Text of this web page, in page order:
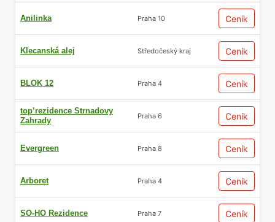
Anilinka Praha 10 Ceník
Klecanská alej Středočeský kraj Ceník
BLOK 12 Praha 4 Ceník
top’rezidence Strnadovy
Zahrady
Praha 6 Ceník
Evergreen Praha 8 Ceník
Arboret Praha 4 Ceník
SO-HO Rezidence Praha 7 Ceník